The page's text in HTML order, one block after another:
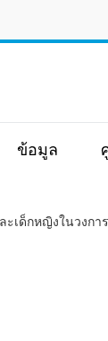
ข้อมูล
เด็กหญิงในวงกา